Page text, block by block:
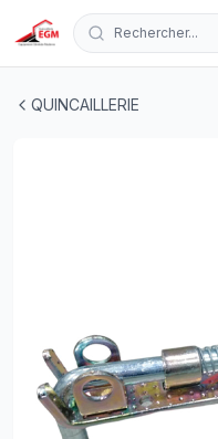
Rechercher...
QUINCAILLERIE